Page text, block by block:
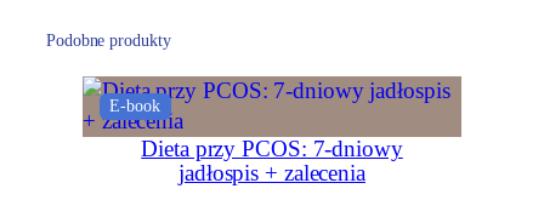
c
Podobne produkty
E-book
Dieta przy PCOS: 7-dniowy
jadłospis + zalecenia